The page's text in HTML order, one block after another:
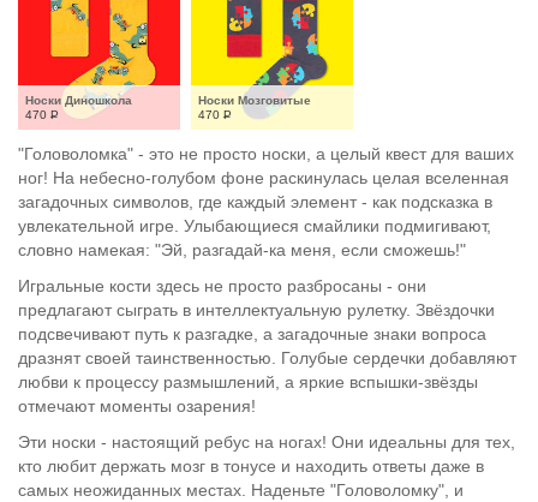
Носки Диношкола
470 Р
Носки Мозговитые
470 Р
"Головоломка" - это не просто носки, а целый квест для ваших
ног! На небесно-голубом фоне раскинулась целая вселенная
загадочных символов, где каждый элемент - как подсказка в
увлекательной игре. Улыбающиеся смайлики подмигивают,
словно намекая: "Эй, разгадай-ка меня, если сможешь!"
Игральные кости здесь не просто разбросаны - они
предлагают сыграть в интеллектуальную рулетку. Звёздочки
подсвечивают путь к разгадке, а загадочные знаки вопроса
дразнят своей таинственностью. Голубые сердечки добавляют
любви к процессу размышлений, а яркие вспышки-звёзды
отмечают моменты озарения!
Эти носки - настоящий ребус на ногах! Они идеальны для тех,
кто любит держать мозг в тонусе и находить ответы даже в
самых неожиданных местах. Наденьте "Головоломку", и